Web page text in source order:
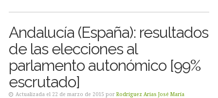
Andalucía (España): resultados
de las elecciones al
parlamento autonómico [99%
escrutado]
Actualizada el 22 de marzo de 2015 por Rodríguez Arias José María